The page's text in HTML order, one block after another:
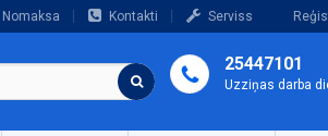
Nomaksa Kontakti Serviss
25447101
Uzziņas darba